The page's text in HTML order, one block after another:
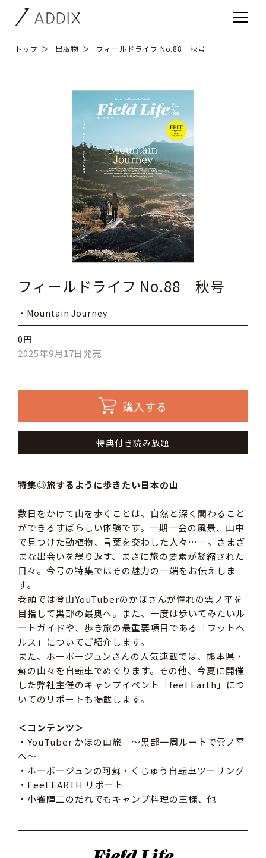
トップ 出版物 フィールドライフ No.88 秋号
フィールドライフ No.88 秋号
・Mountain Journey
0円
2025年9月17日発売
購入する
特典付き読み放題
特集◎旅するように歩きたい日本の山
数日をかけて山を歩くことは、自然と深く関わること
ができるすばらしい体験です。一期一会の風景、山中
で見つけた動植物、言葉を交わした人々……。さまざ
まな出会いを繰り返す、まさに旅の要素が凝縮された
日々。今号の特集ではその魅力の一端をお伝えしま
す。
巻頭では登山YouTuberのかほさんが憧れの雲ノ平を
目指して黒部の最奥へ。また、一度は歩いてみたいル
ートガイドや、歩き旅の最重要項目である「フットヘ
ルス」についてご紹介します。
また、ホーボージュンさんの人気連載では、熊本県・
蘇の山々を自転車でめぐります。その他、今夏に開催
した弊社主催のキャンプイベント「feel Earth」につ
いてのリポートも掲載します。
＜コンテンツ＞
・YouTuber かほの山旅 〜黒部一周ルートで雲ノ平
へ〜
・ホーボージュンの阿蘇・くじゅう自転車ツーリング
・Feel EARTH リポート
・小雀陣二のだれでもキャンプ料理の王様、他